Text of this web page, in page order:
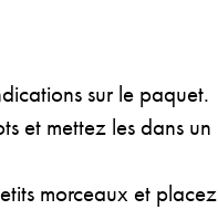
sur le paquet.
et mettez les dans un
morceaux et placez